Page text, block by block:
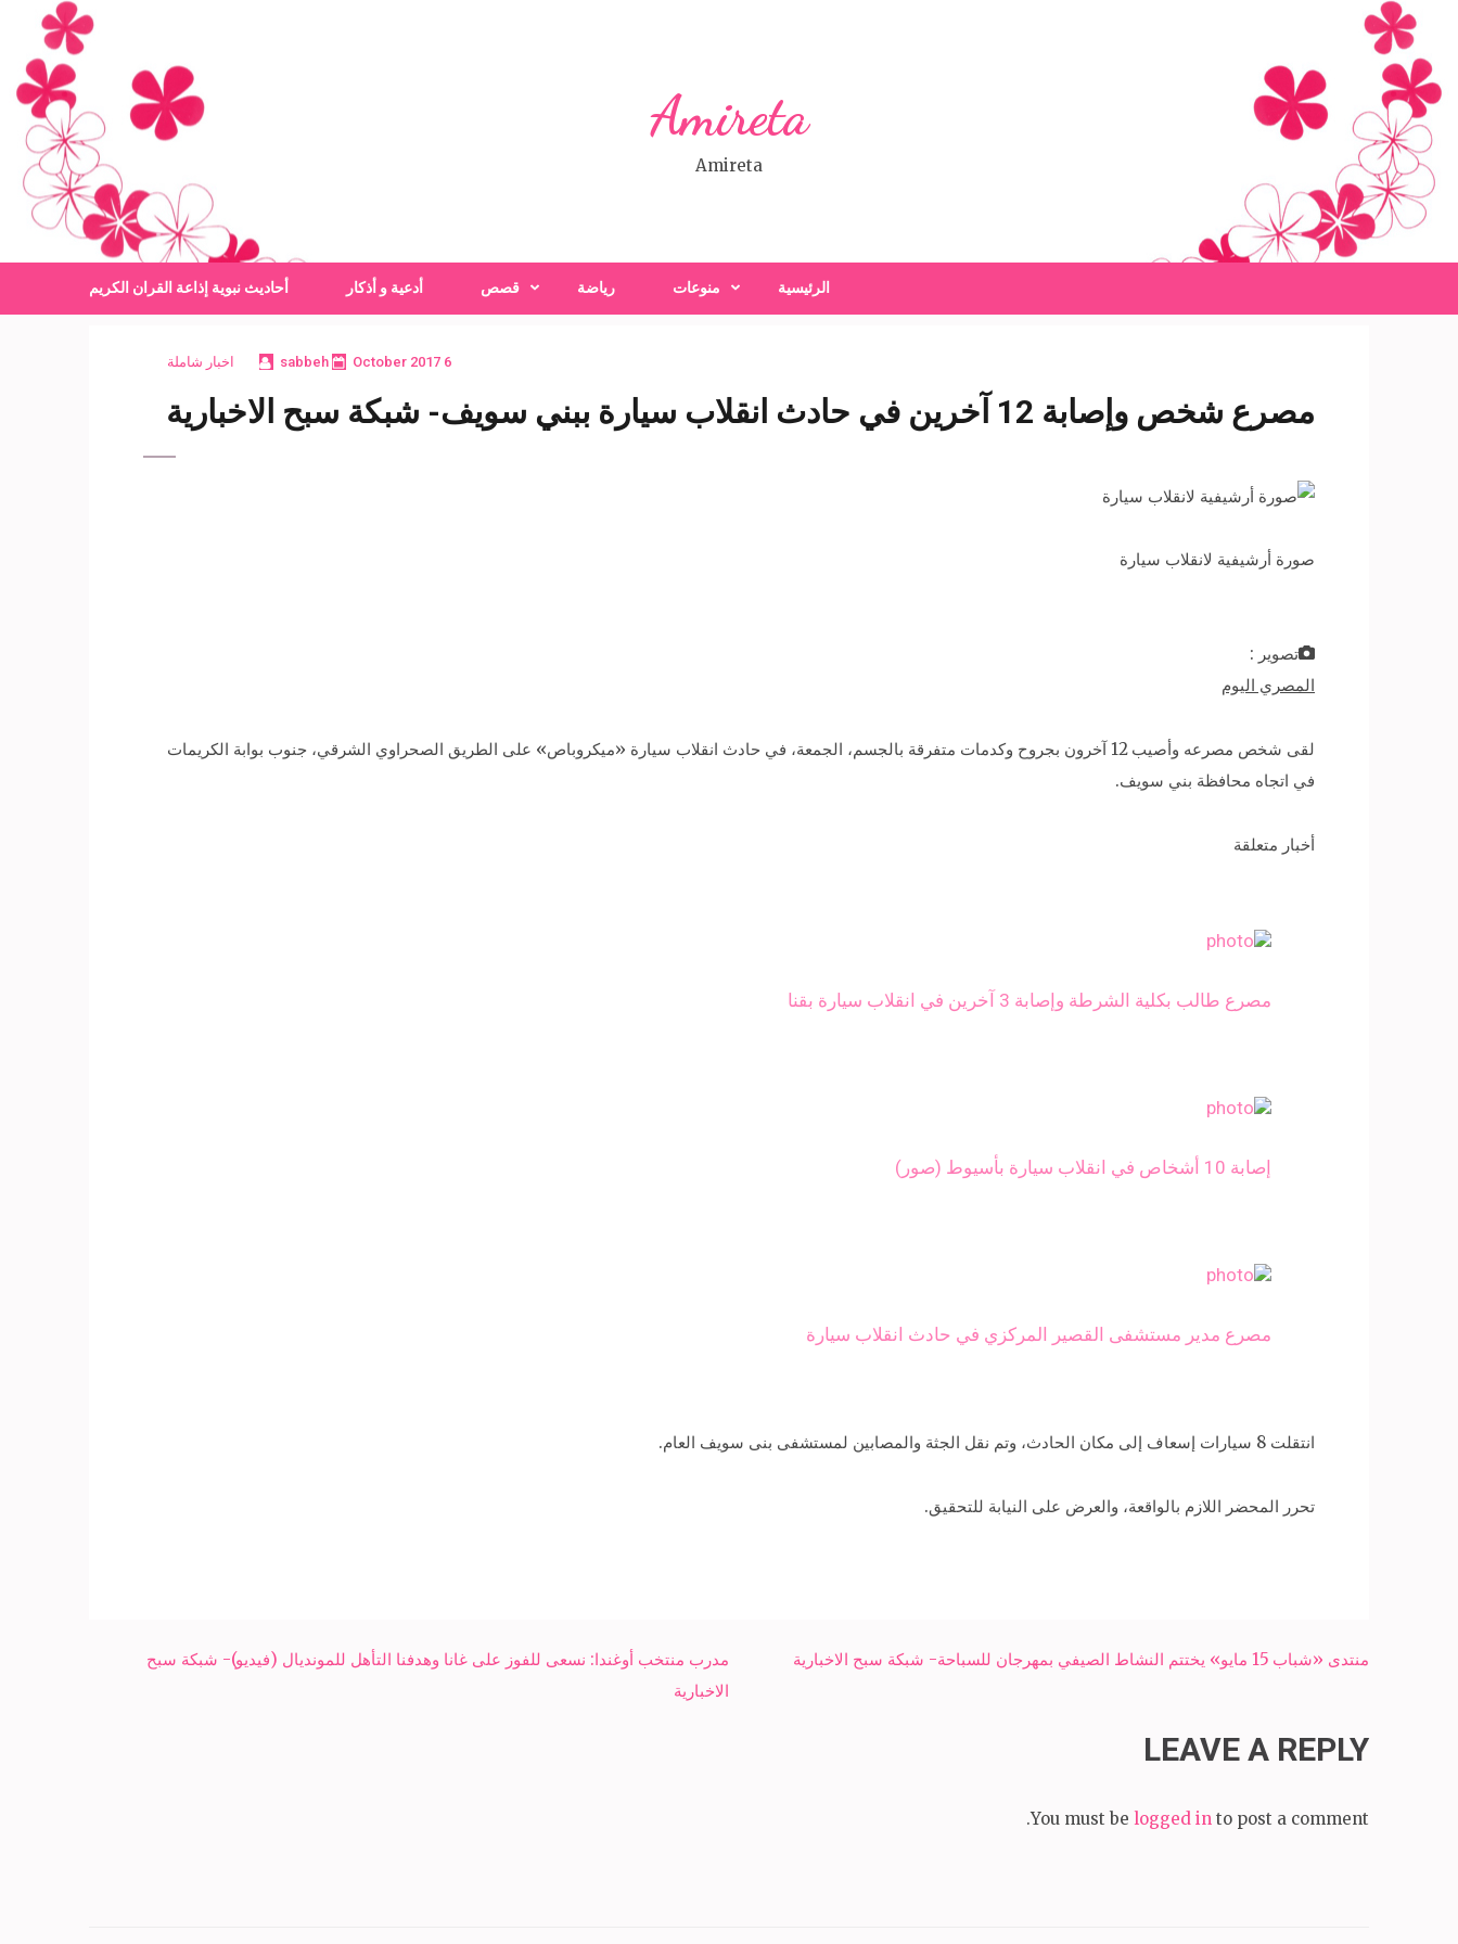
content
(Press
Enter)
Amireta
Amireta
الرئيسية منوعات رياضة قصص أدعية و أذكار أحاديث نبوية إذاعة القران الكريم
6 October 2017
sabbeh اخبار شاملة
مصرع شخص وإصابة 12 آخرين في حادث انقلاب سيارة ببني سويف- شبكة سبح الاخبارية
صورة أرشيفية لانقلاب سيارة
تصوير :
المصري اليوم
لقى شخص مصرعه وأصيب 12 آخرون بجروح وكدمات متفرقة بالجسم، الجمعة، في حادث انقلاب سيارة «ميكروباص» على الطريق الصحراوي الشرقي، جنوب بوابة الكريمات
في اتجاه محافظة بني سويف.
أخبار متعلقة
مصرع طالب بكلية الشرطة وإصابة 3 آخرين في انقلاب سيارة بقنا
إصابة 10 أشخاص في انقلاب سيارة بأسيوط (صور)
مصرع مدير مستشفى القصير المركزي في حادث انقلاب سيارة
انتقلت 8 سيارات إسعاف إلى مكان الحادث، وتم نقل الجثة والمصابين لمستشفى بنى سويف العام.
تحرر المحضر اللازم بالواقعة، والعرض على النيابة للتحقيق.
Post
مدرب منتخب أوغندا: نسعى للفوز على غانا وهدفنا التأهل للمونديال (فيديو)- شبكة سبح
الاخبارية
منتدى «شباب 15 مايو» يختتم النشاط الصيفي بمهرجان للسباحة- شبكة سبح الاخبارية
LEAVE A REPLY
You must be logged in to post a comment.